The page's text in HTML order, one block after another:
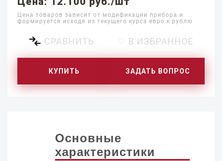
Цена товаров зависит от модификации прибора и
формируется исходя из текущего курса евро к рублю
СРАВНИТЬ ♡ В ИЗБРАННОЕ
КУПИТЬ ЗАДАТЬ ВОПРОС
Основные
характеристики